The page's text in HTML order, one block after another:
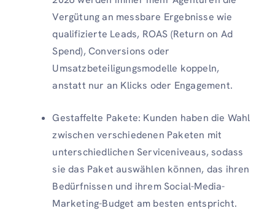
Vergütung an messbare Ergebnisse wie
qualifizierte Leads, ROAS (Return on Ad
Spend), Conversions oder
Umsatzbeteiligungsmodelle koppeln,
anstatt nur an Klicks oder Engagement.
Gestaffelte Pakete: Kunden haben die Wahl
zwischen verschiedenen Paketen mit
unterschiedlichen Serviceniveaus, sodass
sie das Paket auswählen können, das ihren
Bedürfnissen und ihrem Social-Media-
Marketing-Budget am besten entspricht.